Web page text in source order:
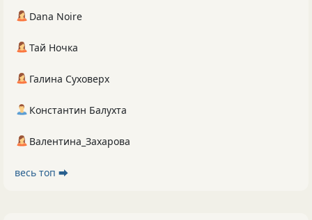
Dana Noire
Тай Ночка
Галина Суховерх
Константин Балухта
Валентина_Захарова
весь топ ⮕